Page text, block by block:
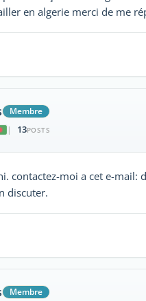
en algerie merci de me
Membre
|
13POSTS
contactez-moi a cet e-mail:
discuter.
Membre